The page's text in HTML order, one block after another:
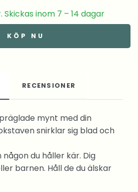
inom 7 – 14 dagar
KÖP NU
RECENSIONER
mynt med din
snirklar sig blad och
du håller kär. Dig
barnen. Håll de du älskar